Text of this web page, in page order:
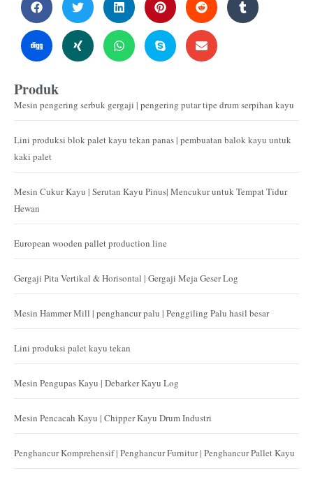
Produk
Mesin pengering serbuk gergaji | pengering putar tipe drum serpihan kayu
Lini produksi blok palet kayu tekan panas | pembuatan balok kayu untuk
kaki palet
Mesin Cukur Kayu | Serutan Kayu Pinus| Mencukur untuk Tempat Tidur
Hewan
European wooden pallet production line
Gergaji Pita Vertikal & Horisontal | Gergaji Meja Geser Log
Mesin Hammer Mill | penghancur palu | Penggiling Palu hasil besar
Lini produksi palet kayu tekan
Mesin Pengupas Kayu | Debarker Kayu Log
Mesin Pencacah Kayu | Chipper Kayu Drum Industri
Penghancur Komprehensif | Penghancur Furnitur | Penghancur Pallet Kayu